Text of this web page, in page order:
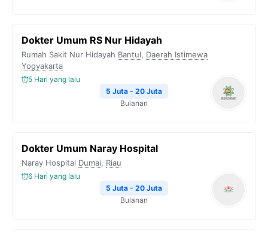
Dokter Umum RS Nur Hidayah
Rumah Sakit Nur Hidayah Bantul, Daerah Istimewa
Yogyakarta
5 Hari yang lalu
5 Juta - 20 Juta
Bulanan
Dokter Umum Naray Hospital
Naray Hospital Dumai, Riau
6 Hari yang lalu
5 Juta - 20 Juta
Bulanan